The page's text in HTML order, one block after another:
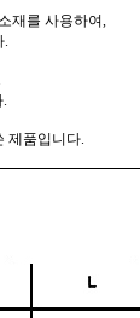
재를 사용하여,
.
제품입니다.